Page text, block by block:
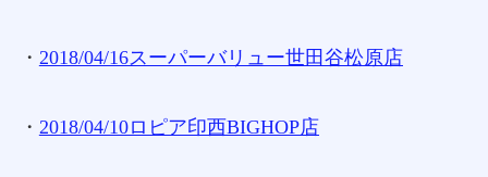
・ 2018/04/16スーパーバリュー世田谷松原店
・ 2018/04/10ロピア印西BIGHOP店